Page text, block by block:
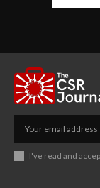
I've read and